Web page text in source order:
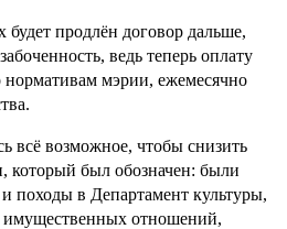
продлён договор дальше,
ведь теперь оплату
нормативам мэрии, ежемесячно
всё возможное, чтобы снизить
который был обозначен: были
походы в Департамент культуры,
имущественных отношений,